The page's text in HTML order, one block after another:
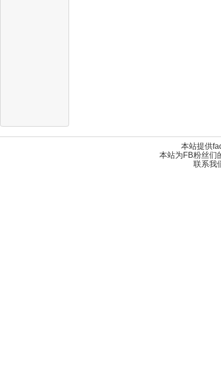
本站提供
本站为FB粉丝们
联系我